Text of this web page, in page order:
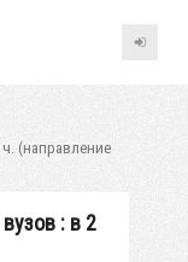
(направление
: в 2